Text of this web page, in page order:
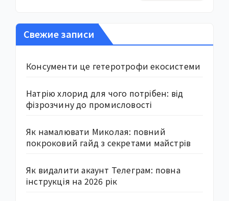
Свежие записи
Консументи це гетеротрофи екосистеми
Натрію хлорид для чого потрібен: від
фізрозчину до промисловості
Як намалювати Миколая: повний
покроковий гайд з секретами майстрів
Як видалити акаунт Телеграм: повна
інструкція на 2026 рік